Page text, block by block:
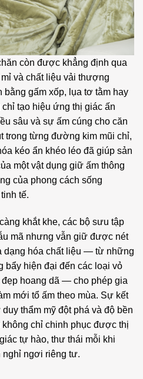
còn được khẳng định qua
và chất liệu vải thượng
bằng gấm xốp, lụa tơ tằm hay
tạo hiệu ứng thị giác ấn
sâu và sự ấm cúng cho căn
trong từng đường kim mũi chỉ,
kéo ẩn khéo léo đã giúp sản
một vật dụng giữ ấm thông
của phong cách sống
tế.
khắt khe, các bộ sưu tập
mã nhưng vẫn giữ được nét
dạng hóa chất liệu — từ những
bẩy hiện đại đến các loại vỏ
đẹp hoang dã — cho phép gia
mới tổ ấm theo mùa. Sự kết
thẩm mỹ đột phá và độ bền
chỉ chinh phục được thị
tự hào, thư thái mỗi khi
nghỉ ngơi riêng tư.